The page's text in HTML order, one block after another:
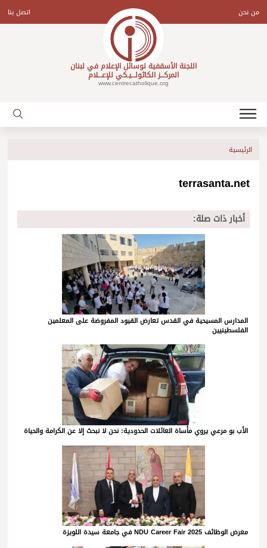
contentمن نحن اتصل بنا
اللجنة الأسقفية لوسائل الإعلام في لبنان
المركـــز الكاثولـــيـكي للإعـــلام
www.centrecatholique.org
الرئيسية
terrasanta.net
أخبار ذات صلة:
المدارس المسيحية في القدس تعارض القيود المفروضة على المعلمين
الفلسطينيين
الأب بو مرعي يروي مأساة العائلات الحدودية: نحن لا نبحث إلا عن الكرامة والحياة
معرض الوظائف NDU Career Fair 2025 في جامعة سيدة اللويزة